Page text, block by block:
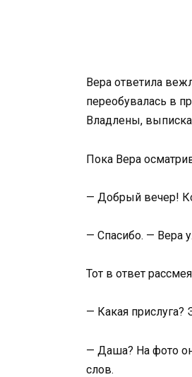
Вера ответила
переобувалась в
Владлены,
Пока Вера
— Добрый вечер!
— Спасибо. — Вера
Тот в ответ
— Какая прислуга?
— Даша? На фото
слов.